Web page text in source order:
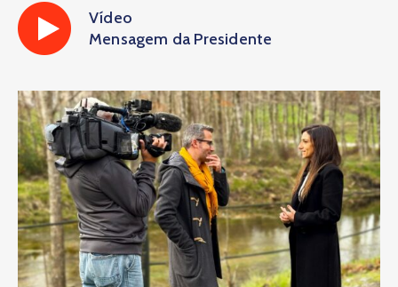
Vídeo
Mensagem da Presidente